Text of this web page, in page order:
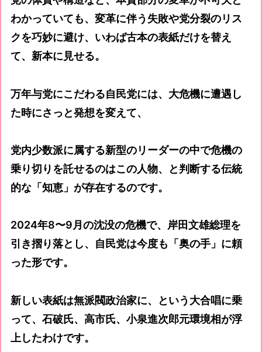
わかっていても、変革に伴う失敗や党分裂のリス
クを巧妙に避け、いわば古本の表紙だけを替え
て、新本に見せる。
万年与党にこだわる自民党には、大危機に遭遇し
た時にさっと発想を変えて、
党内少数派に属する新型のリーダーの中で危機の
乗り切りを託せるのはこの人物、と判断する伝統
的な「知恵」が存在するのです。
2024年8〜9月の沈没の危機で、岸田文雄総理を
引き摺り落とし、自民党は今度も「奥の手」に頼
った形です。
新しい表紙は無派閥政治家に、という大合唱に乗
って、石破氏、高市氏、小泉進次郎元環境相が浮
上したわけです。